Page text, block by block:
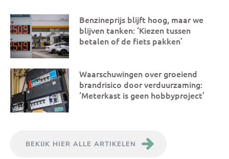
Benzineprijs blijft hoog, maar we
blijven tanken: ‘Kiezen tussen
betalen of de fiets pakken’
Waarschuwingen over groeiend
brandrisico door verduurzaming:
‘Meterkast is geen hobbyproject’
BEKIJK HIER ALLE ARTIKELEN